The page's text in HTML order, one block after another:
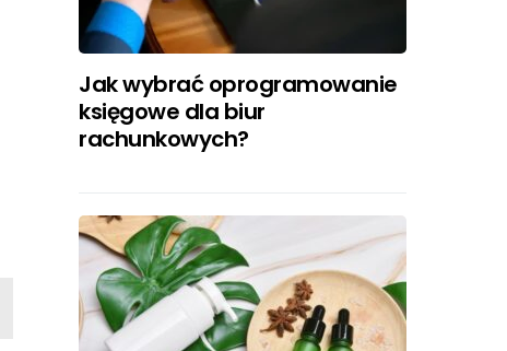
Jak wybrać oprogramowanie
księgowe dla biur
rachunkowych?